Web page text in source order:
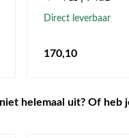
Direct leverbaar
170,10
helemaal uit? Of heb